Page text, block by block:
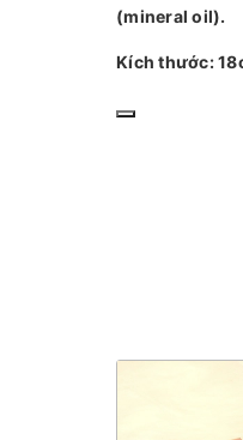
(mineral oil).
Kích thước: